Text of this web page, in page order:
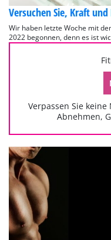
Versuchen Sie, Kraft
Wir haben letzte Woche mit
2022 begonnen, denn es ist
Verpassen Sie
Abnehmen,